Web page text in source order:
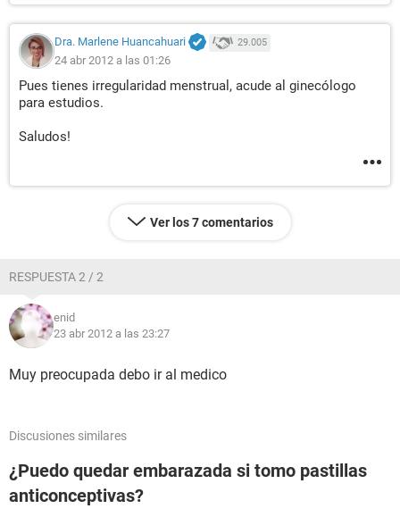
Dra. Marlene Huancahuari 29.005
24 abr 2012 a las 01:26
Pues tienes irregularidad menstrual, acude al ginecólogo
para estudios.
Saludos!
Ver los 7 comentarios
RESPUESTA 2 / 2
enid
23 abr 2012 a las 23:27
Muy preocupada debo ir al medico
Discusiones similares
¿Puedo quedar embarazada si tomo pastillas
anticonceptivas?